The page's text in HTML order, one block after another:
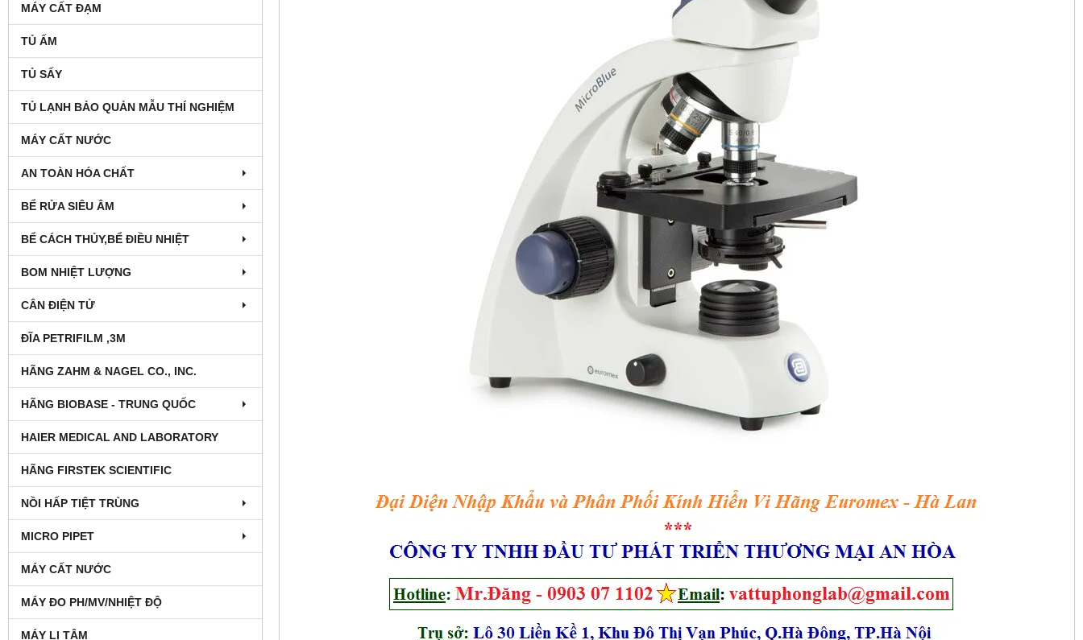
MÁY CẤT ĐẠM
TỦ ẤM
TỦ SẤY
TỦ LẠNH BẢO QUẢN MẪU THÍ NGHIỆM
MÁY CẤT NƯỚC
AN TOÀN HÓA CHẤT
BỂ RỬA SIÊU ÂM
BỂ CÁCH THỦY,BỂ ĐIỀU NHIỆT
BOM NHIỆT LƯỢNG
CÂN ĐIỆN TỬ
ĐĨA PETRIFILM ,3M
HÃNG ZAHM & NAGEL CO., INC.
HÃNG BIOBASE - TRUNG QUỐC
HAIER MEDICAL AND LABORATORY
HÃNG FIRSTEK SCIENTIFIC
NỒI HẤP TIỆT TRÙNG
MICRO PIPET
MÁY CẤT NƯỚC
MÁY ĐO PH/MV/NHIỆT ĐỘ
MÁY LI TÂM